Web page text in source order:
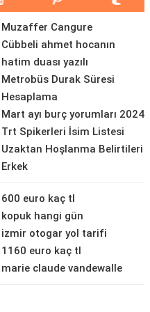
Muzaffer Cangure
Cübbeli ahmet hocanın
hatim duası yazılı
Metrobüs Durak Süresi
Hesaplama
Mart ayı burç yorumları 2024
Trt Spikerleri İsim Listesi
Uzaktan Hoşlanma Belirtileri
Erkek
600 euro kaç tl
kopuk hangi gün
izmir otogar yol tarifi
1160 euro kaç tl
marie claude vandewalle